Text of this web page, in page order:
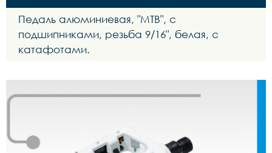
Педаль алюминиевая, "МТВ", с
подшипниками, резьба 9/16", белая, с
катафотами.